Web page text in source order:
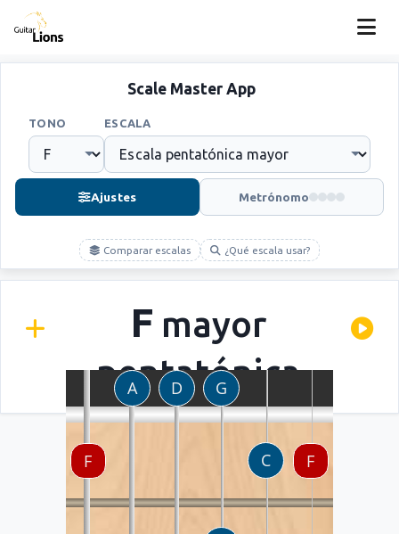
Scale Master App
TONO ESCALA
Ajustes Metrónomo
Comparar escalas ¿Qué escala usar?
F mayor
pentatónica